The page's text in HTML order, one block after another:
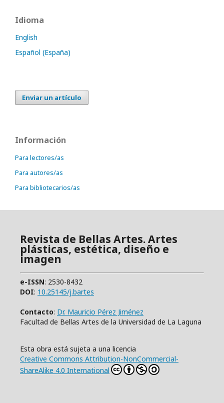
Idioma
English
Español (España)
Enviar un artículo
Información
Para lectores/as
Para autores/as
Para bibliotecarios/as
Revista de Bellas Artes. Artes
plásticas, estética, diseño e
imagen
e-ISSN: 2530-8432
DOI: 10.25145/j.bartes
Contacto: Dr. Mauricio Pérez Jiménez
Facultad de Bellas Artes de la Universidad de La Laguna
Esta obra está sujeta a una licencia
Creative Commons Attribution-NonCommercial-
ShareAlike 4.0 International